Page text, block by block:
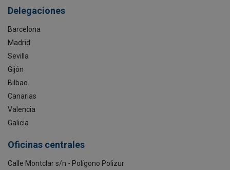
Delegaciones
Barcelona
Madrid
Sevilla
Gijón
Bilbao
Canarias
Valencia
Galicia
Oficinas centrales
Calle Montclar s/n - Polígono Polizur